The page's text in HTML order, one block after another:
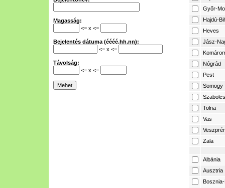
Magasság:
<= x <=
Bejelentés dátuma (éééé.hh.nn):
<= x <=
Távolság:
<= x <=
Győr-
Hajdú-
Heves
Jász-
Nógrád
Pest
Somogy
Tolna
Vas
Zala
Albánia
Ausztria